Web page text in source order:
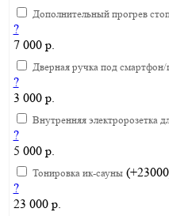
Дополнительный прогрев
?
7 000 р.
Дверная ручка под
?
3 000 р.
Внутренняя электророзетка
?
5 000 р.
Тонировка ик-сауны
?
23 000 р.